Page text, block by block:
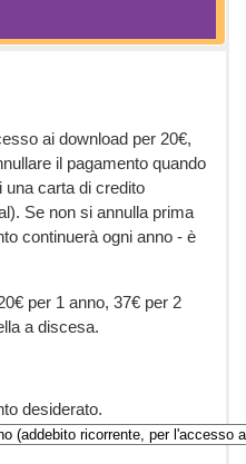
ai download per 20€,
il pagamento quando
una carta di credito
Se non si annulla prima
continuerà ogni anno - è
per 1 anno, 37€ per 2
a discesa.
desiderato.